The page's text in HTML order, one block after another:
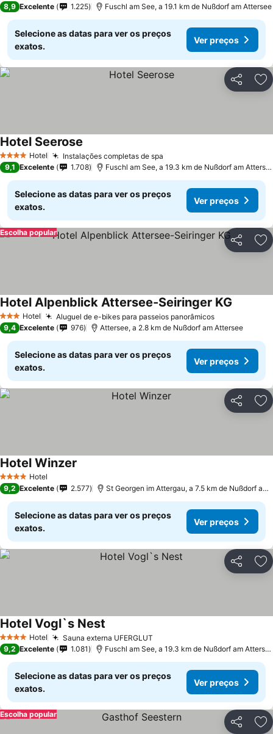
8,9 Excelente 1.225 Fuschl am See, a 19.1 km de Nußdorf am Attersee
Selecione as datas para ver os preços
exatos.
Ver preços
Partilhar
4 EstrelasHotel Instalações completas de spa
Hotel Seerose
9,1 Excelente 1.708 Fuschl am See, a 19.3 km de Nußdorf am Attersee
Selecione as datas para ver os preços
exatos.
Ver preços
Partilhar
Escolha popular
3 EstrelasHotel Aluguel de e-bikes para passeios panorâmicos
Hotel Alpenblick Attersee-Seiringer KG
9,4 Excelente 976 Attersee, a 2.8 km de Nußdorf am Attersee
Selecione as datas para ver os preços
exatos.
Ver preços
Partilhar
4 EstrelasHotel
Hotel Winzer
9,2 Excelente 2.577 St Georgen im Attergau, a 7.5 km de Nußdorf am Attersee
Selecione as datas para ver os preços
exatos.
Ver preços
Partilhar
4 EstrelasHotel Sauna externa UFERGLUT
Hotel Vogl`s Nest
9,2 Excelente 1.081 Fuschl am See, a 19.3 km de Nußdorf am Attersee
Selecione as datas para ver os preços
exatos.
Ver preços
Partilhar
Escolha popular